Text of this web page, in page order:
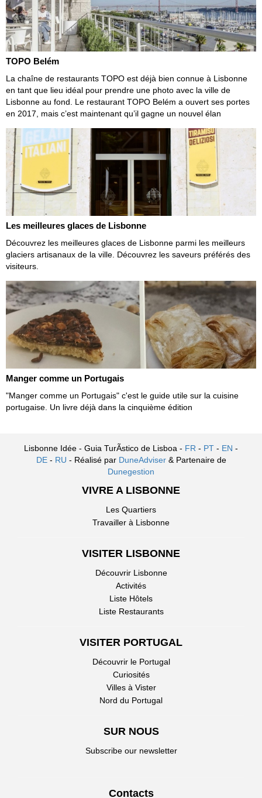
TOPO Belém
La chaîne de restaurants TOPO est déjà bien connue à Lisbonne
en tant que lieu idéal pour prendre une photo avec la ville de
Lisbonne au fond. Le restaurant TOPO Belém a ouvert ses portes
en 2017, mais c’est maintenant qu’il gagne un nouvel élan
Les meilleures glaces de Lisbonne
Découvrez les meilleures glaces de Lisbonne parmi les meilleurs
glaciers artisanaux de la ville. Découvrez les saveurs préférés des
visiteurs.
Manger comme un Portugais
"Manger comme un Portugais" c'est le guide utile sur la cuisine
portugaise. Un livre déjà dans la cinquième édition
Lisbonne Idée - Guia TurÃ­stico de Lisboa - FR - PT - EN -
DE- RU - Réalisé par DuneAdviser & Partenaire de
Dunegestion
VIVRE A LISBONNE
Les Quartiers
Travailler à Lisbonne
VISITER LISBONNE
Découvrir Lisbonne
Activités
Liste Hôtels
Liste Restaurants
VISITER PORTUGAL
Découvrir le Portugal
Curiosités
Villes à Vister
Nord du Portugal
SUR NOUS
Subscribe our newsletter
Contacts